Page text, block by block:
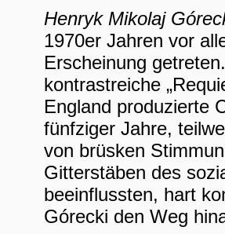
Henryk Mikolaj
1970er Jahren vor
Erscheinung
kontrastreiche
England produzierte
fünfziger Jahre,
von brüsken
Gitterstäben des
beeinflussten, hart
Górecki den Weg